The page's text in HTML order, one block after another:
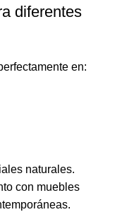
diferentes
en:
naturales.
con muebles